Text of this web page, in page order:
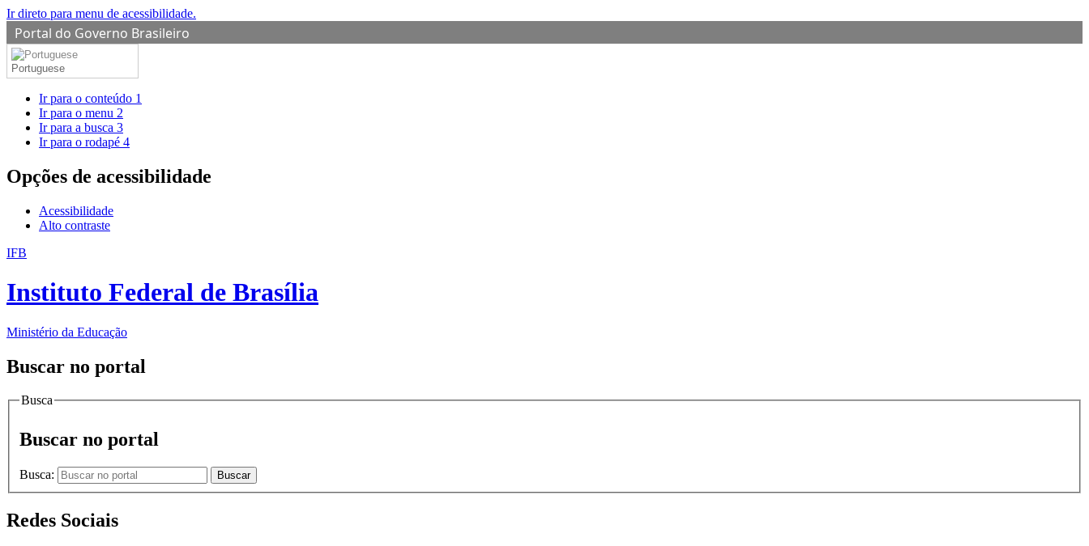
Ir direto para menu de acessibilidade.
Portal do Governo Brasileiro
Portuguese
Ir para o conteúdo 1
Ir para o menu 2
Ir para a busca 3
Ir para o rodapé 4
Opções de acessibilidade
Acessibilidade
Alto contraste
IFB
Instituto Federal de Brasília
Ministério da Educação
Buscar no portal
Busca
Buscar no portal
Busca: Buscar
Redes Sociais